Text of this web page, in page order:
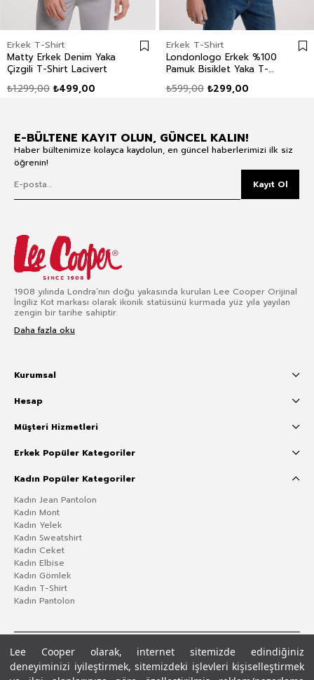
Lee Cooper olarak, internet sitemizde edindiğiniz
deneyiminizi iyileştirmek, sitemizdeki işlevleri kişiselleştirmek
Erkek T-Shirt
Matty Erkek Denim Yaka
Çizgili T-Shirt Lacivert
₺499,00
₺1.299,00
Erkek T-Shirt
Londonlogo Erkek %100
Pamuk Bisiklet Yaka T-
₺299,00
₺599,00
E-BÜLTENE KAYIT OLUN, GÜNCEL KALIN!
Haber bültenimize kolayca kaydolun, en güncel haberlerimizi ilk siz
öğrenin!
Kayıt Ol
1908 yılında Londra’nın doğu yakasında kurulan Lee Cooper Orijinal
İngiliz Kot markası olarak ikonik statüsünü kurmada yüz yıla yayılan
zengin bir tarihe sahiptir.
Daha fazla oku
Kurumsal
Hesap
Müşteri Hizmetleri
Erkek Popüler Kategoriler
Kadın Popüler Kategoriler
Kadın Jean Pantolon
Kadın Mont
Kadın Yelek
Kadın Sweatshirt
Kadın Ceket
Kadın Elbise
Kadın Gömlek
Kadın T-Shirt
Kadın Pantolon